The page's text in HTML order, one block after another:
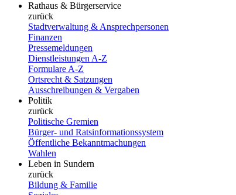
Rathaus & Bürgerservice
zurück
Stadtverwaltung & Ansprechpersonen
Finanzen
Pressemeldungen
Dienstleistungen A-Z
Formulare A-Z
Ortsrecht & Satzungen
Ausschreibungen & Vergaben
Politik
zurück
Politische Gremien
Bürger- und Ratsinformationssystem
Öffentliche Bekanntmachungen
Wahlen
Leben in Sundern
zurück
Bildung & Familie